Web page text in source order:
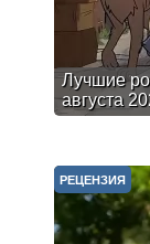
Лучшие
августа
РЕЦЕНЗИЯ